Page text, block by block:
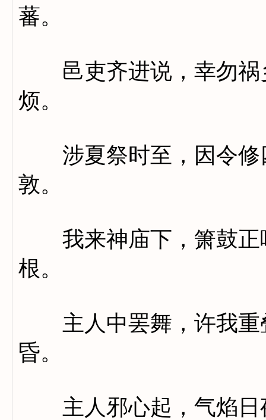
蕃。
邑吏齐进说，幸勿祸
烦。
涉夏祭时至，因令修
敦。
我来神庙下，箫鼓正
根。
主人中罢舞，许我重
昏。
主人邪心起，气焰日